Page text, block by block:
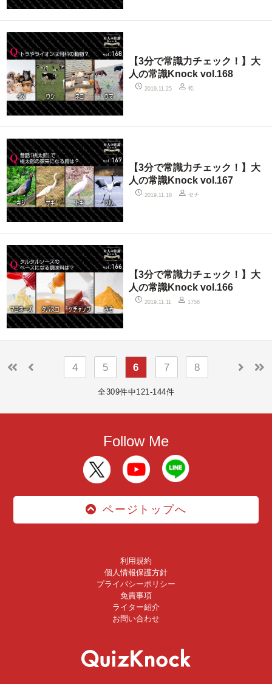
【3分で常識力チェック！】大
人の常識Knock vol.168
2019.11.25 乾
【3分で常識力チェック！】大
人の常識Knock vol.167
2019.11.18 セチ
【3分で常識力チェック！】大
人の常識Knock vol.166
2019.11.11 1758
4 5 6 7 8
全309件中121-144件
Follow Me
ページトップへ
利用規約
個人情報保護方針
プライバシーポリシー
免責事項
ライター紹介
お問い合わせ